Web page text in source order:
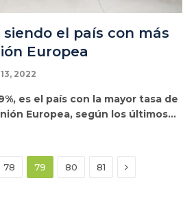
siendo el país con más
Europea
2022
es el país con la mayor tasa de
Europea, según los últimos…
78 79 80 81 Siguiente